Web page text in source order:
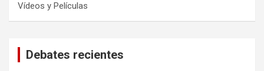
Vídeos y Películas
Debates recientes